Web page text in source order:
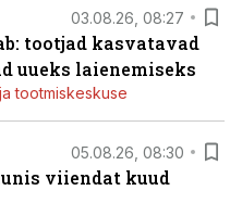
03.08.26, 08:27
tootjad kasvatavad
uueks laienemiseks
tootmiskeskuse
05.08.26, 08:30
viiendat kuud